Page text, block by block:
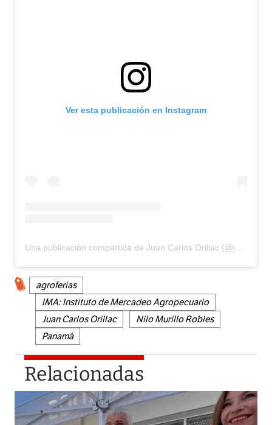
Ver esta publicación en Instagram
agroferias
IMA: Instituto de Mercadeo Agropecuario
Juan Carlos Orillac
Nilo Murillo Robles
Panamá
Relacionadas